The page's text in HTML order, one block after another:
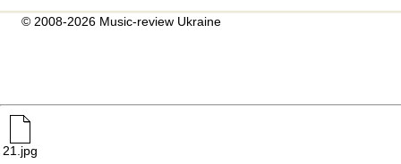
© 2008-2026 Music-review Ukraine
21.jpg